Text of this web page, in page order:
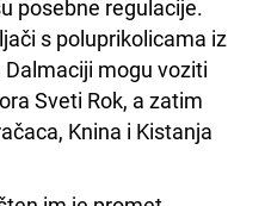
posebne regulacije.
s poluprikolicama iz
mogu voziti
Sveti Rok, a zatim
Knina i Kistanja